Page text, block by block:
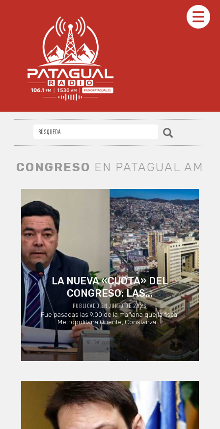
CONGRESO EN PATAGUAL AM
LA NUEVA «CUOTA» DEL
CONGRESO: LAS...
PUBLICADO EN JUNIO DE 2026
Fue pasadas las 9.00 de la mañana que la fiscal
Metropolitana Oriente, Constanza ...